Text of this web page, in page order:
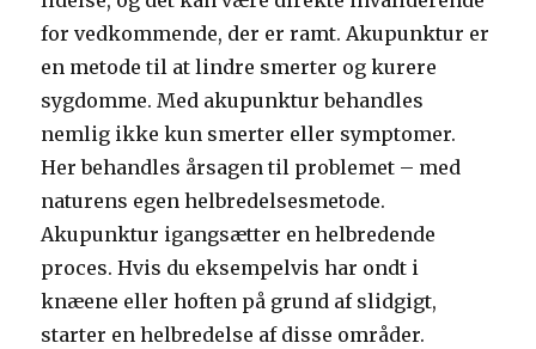
for vedkommende, der er ramt. Akupunktur er
en metode til at lindre smerter og kurere
sygdomme. Med akupunktur behandles
nemlig ikke kun smerter eller symptomer.
Her behandles årsagen til problemet – med
naturens egen helbredelsesmetode.
Akupunktur igangsætter en helbredende
proces. Hvis du eksempelvis har ondt i
knæene eller hoften på grund af slidgigt,
starter en helbredelse af disse områder.